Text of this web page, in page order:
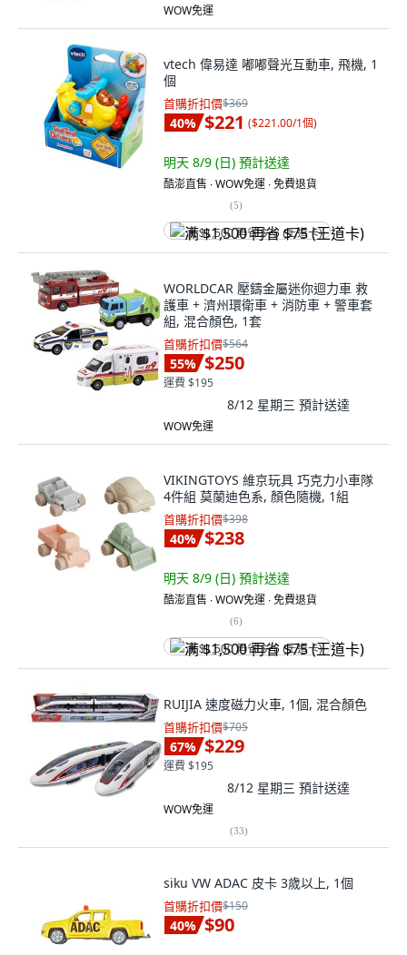
WOW免運
vtech 偉易達 嘟嘟聲光互動車, 飛機, 1
個
首購折扣價$369
40% $221 ($221.00/1個)
明天 8/9 (日) 預計送達
酷澎直售 ∙ WOW免運 ∙ 免費退貨
(5)
满 $1,500 再省 $75 (王道卡)
WORLDCAR 壓鑄金屬迷你迴力車 救
護車 + 濟州環衛車 + 消防車 + 警車套
組, 混合顏色, 1套
首購折扣價$564
55% $250
運費 $195
8/12 星期三 預計送達
WOW免運
VIKINGTOYS 維京玩具 巧克力小車隊
4件組 莫蘭迪色系, 顏色隨機, 1組
首購折扣價$398
40% $238
明天 8/9 (日) 預計送達
酷澎直售 ∙ WOW免運 ∙ 免費退貨
(6)
满 $1,500 再省 $75 (王道卡)
RUIJIA 速度磁力火車, 1個, 混合顏色
首購折扣價$705
67% $229
運費 $195
8/12 星期三 預計送達
WOW免運
(33)
siku VW ADAC 皮卡 3歲以上, 1個
首購折扣價$150
40% $90